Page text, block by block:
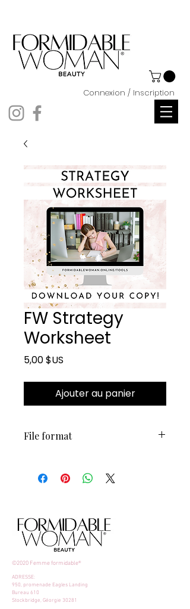
Connexion / Inscription
FW Strategy
Worksheet
5,00 $US
Ajouter au panier
File format
©2020 Femme formidable®
ADRESSE:
950, promenade Eagles Landing
Bureau 610
Stockbridge, Géorgie 30281